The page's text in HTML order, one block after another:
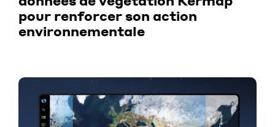
pour renforcer son action
environnementale